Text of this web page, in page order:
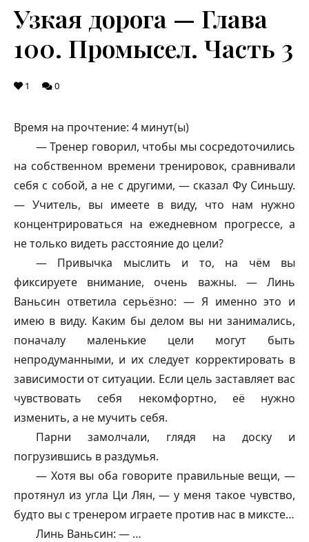
Узкая дорога — Глава
100. Промысел. Часть 3
1 0
Время на прочтение: 4 минут(ы)
— Тренер говорил, чтобы мы сосредоточились
на собственном времени тренировок, сравнивали
себя с собой, а не с другими, — сказал Фу Синьшу.
— Учитель, вы имеете в виду, что нам нужно
концентрироваться на ежедневном прогрессе, а
не только видеть расстояние до цели?
— Привычка мыслить и то, на чём вы
фиксируете внимание, очень важны. — Линь
Ваньсин ответила серьёзно: — Я именно это и
имею в виду. Каким бы делом вы ни занимались,
поначалу маленькие цели могут быть
непродуманными, и их следует корректировать в
зависимости от ситуации. Если цель заставляет вас
чувствовать себя некомфортно, её нужно
изменить, а не мучить себя.
Парни замолчали, глядя на доску и
погрузившись в раздумья.
— Хотя вы оба говорите правильные вещи, —
протянул из угла Ци Лян, — у меня такое чувство,
будто вы с тренером играете против нас в миксте…
Линь Ваньсин: — …